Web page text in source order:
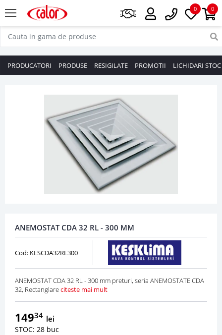
0
0
PRODUCATORI PRODUSE RESIGILATE PROMOTII LICHIDARI STOC
ANEMOSTAT CDA 32 RL - 300 MM
Cod: KESCDA32RL300
ANEMOSTAT CDA 32 RL - 300 mm preturi, seria ANEMOSTATE CDA
32, Rectanglareciteste mai mult
14934 lei
STOC: 28 buc